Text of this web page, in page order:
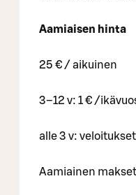
Aamiaisen hinta
25 € / aikuinen
3–12 v: 1 € /
alle 3 v:
Aamiainen